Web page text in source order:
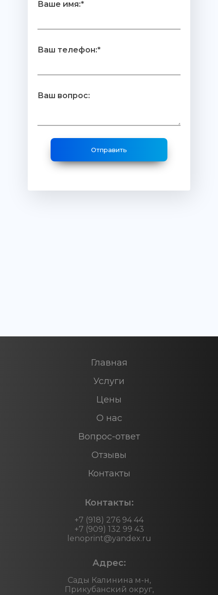
Ваше имя:*
Ваш телефон:*
Ваш вопрос:
Контакты:
+7 (918) 276 94 44
+7 (909) 132 99 43
lenoprint@yandex.ru
Адрес:
Сады Калинина м-н,
Прикубанский округ,
Главная
Услуги
Цены
О нас
Вопрос-ответ
Отзывы
Контакты